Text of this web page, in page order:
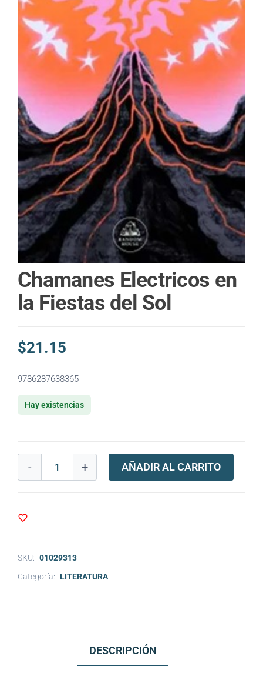
Chamanes Electricos en
la Fiestas del Sol
$21.15
9786287638365
Hay existencias
- + AÑADIR AL CARRITO
SKU: 01029313
Categoría: LITERATURA
DESCRIPCIÓN